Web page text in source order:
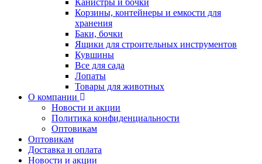
Канистры и бочки
Корзины, контейнеры и емкости для
хранения
Баки, бочки
Ящики для строительных инструментов
Кувшины
Все для сада
Лопаты
Товары для животных
О компании
Новости и акции
Политика конфиденциальности
Оптовикам
Оптовикам
Доставка и оплата
Новости и акции